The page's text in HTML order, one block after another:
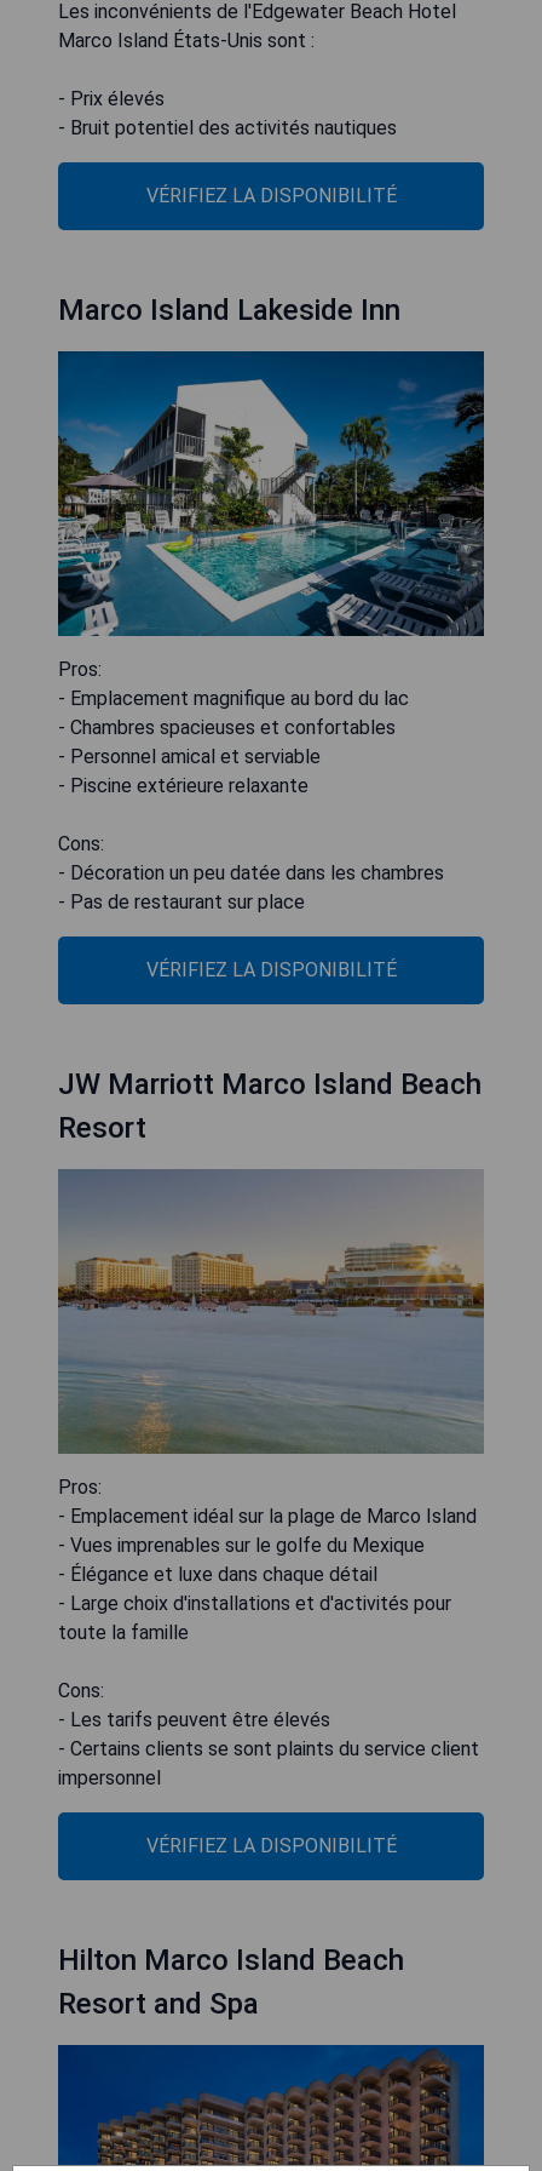
Les inconvénients de l'Edgewater Beach Hotel
Marco Island États-Unis sont :
- Prix élevés
- Bruit potentiel des activités nautiques
VÉRIFIEZ LA DISPONIBILITÉ
Marco Island Lakeside Inn
Pros:
- Emplacement magnifique au bord du lac
- Chambres spacieuses et confortables
- Personnel amical et serviable
- Piscine extérieure relaxante
Cons:
- Décoration un peu datée dans les chambres
- Pas de restaurant sur place
VÉRIFIEZ LA DISPONIBILITÉ
JW Marriott Marco Island Beach
Resort
Pros:
- Emplacement idéal sur la plage de Marco Island
- Vues imprenables sur le golfe du Mexique
- Élégance et luxe dans chaque détail
- Large choix d'installations et d'activités pour
toute la famille
Cons:
- Les tarifs peuvent être élevés
- Certains clients se sont plaints du service client
impersonnel
VÉRIFIEZ LA DISPONIBILITÉ
Hilton Marco Island Beach
Resort and Spa